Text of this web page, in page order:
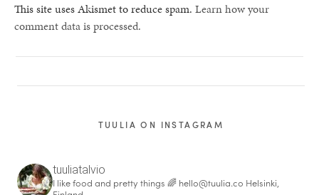
This site uses Akismet to reduce spam. Learn how your
comment data is processed.
TUULIA ON INSTAGRAM
tuuliatalvio
I like food and pretty things 🌈 hello@tuulia.co Helsinki,